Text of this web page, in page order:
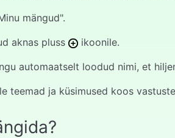
mängud".
aknas pluss
ikoonile.
automaatselt loodud nimi, et
teemad ja küsimused koos